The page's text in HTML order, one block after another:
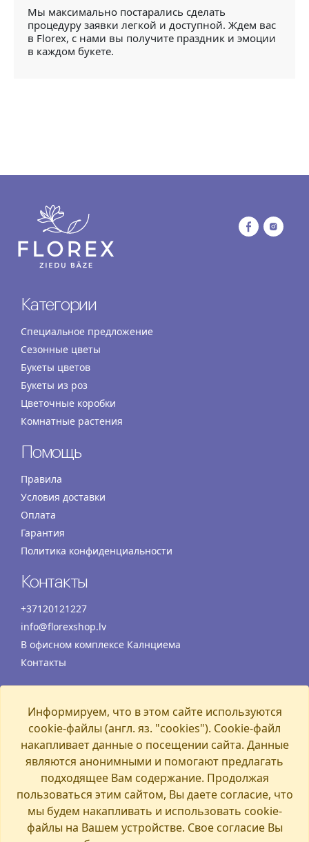
Мы максимально постарались сделать
процедуру заявки легкой и доступной. Ждем вас
в Florex, с нами вы получите праздник и эмоции
в каждом букете.
Категории
Специальное предложение
Сезонные цветы
Букеты цветов
Букеты из роз
Цветочные коробки
Комнатные растения
Помощь
Правила
Условия доставки
Оплата
Гарантия
Политика конфиденциальности
Контакты
+37120121227
info@florexshop.lv
В офисном комплексе Калнциема
Контакты
Понедельник
07:00 – 19:00
07:00 – 19:00
Среда
07:00 – 19:00
Четверг
07:00 – 19:00
Пятница
07:00 – 19:00
Суббота
07:00 – 19:00
Воскресенье
07:00 – 15:00
Информируем, что в этом сайте используются
cookie-файлы (англ. яз. "cookies"). Cookie-файл
накапливает данные о посещении сайта. Данные
являются анонимными и помогают предлагать
подходящее Вам содержание. Продолжая
пользоваться этим сайтом, Вы даете согласие, что
мы будем накапливать и использовать cookie-
файлы на Вашем устройстве. Свое согласие Вы